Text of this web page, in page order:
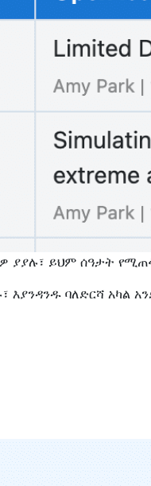
ያያሉ፣ ይህም ሰዓታት
ባለድርሻ